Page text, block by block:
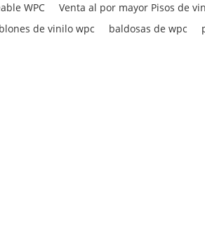
WPC Venta al por mayor Pisos de
de vinilo wpc
baldosas de wpc